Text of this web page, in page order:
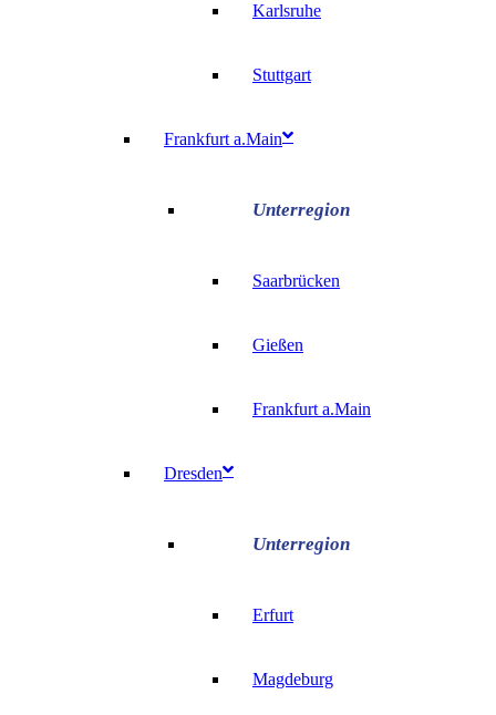
Karlsruhe
Stuttgart
Frankfurt a.Main
Saarbrücken
Gießen
Frankfurt a.Main
Dresden
Erfurt
Magdeburg